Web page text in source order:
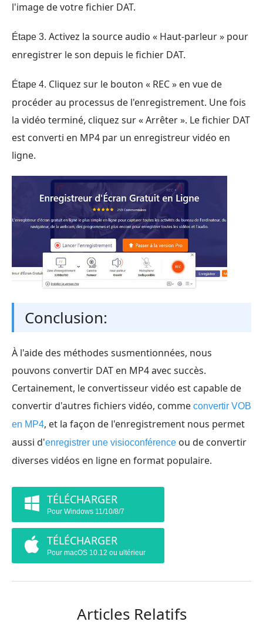
l'image de votre fichier DAT.
Étape 3. Activez la source audio « Haut-parleur » pour
enregistrer le son depuis le fichier DAT.
Étape 4. Cliquez sur le bouton « REC » en vue de
procéder au processus de l'enregistrement. Une fois
la vidéo terminé, cliquez sur « Arrêter ». Le fichier DAT
est converti en MP4 par un enregistreur vidéo en
ligne.
Conclusion:
À l'aide des méthodes susmentionnées, nous
pouvons convertir DAT en MP4 avec succès.
Certainement, le convertisseur vidéo est capable de
convertir d'autres fichiers vidéo, comme convertir VOB
en MP4, et la façon de l'enregistrement nous permet
aussi d'enregistrer une visioconférence ou de convertir
diverses vidéos en ligne en format populaire.
TÉLÉCHARGER
Pour Windows 11/10/8/7
TÉLÉCHARGER
Pour macOS 10.12 ou ultérieur
Articles Relatifs